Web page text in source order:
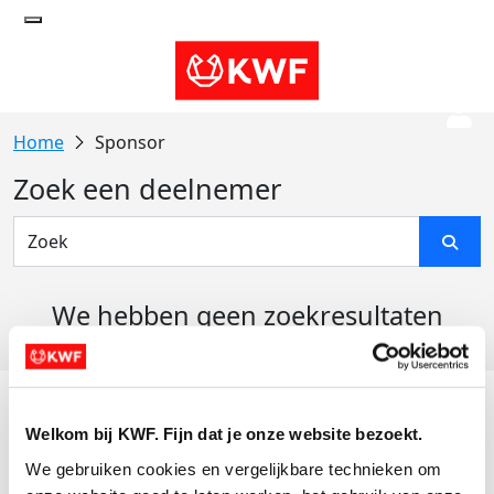
Welkom bij KWF. Fijn dat je onze website bezoekt.
We gebruiken cookies en vergelijkbare technieken om
Sponsor
Zoek een deelnemer
We hebben geen zoekresultaten
Actiematerialen
Evenementen